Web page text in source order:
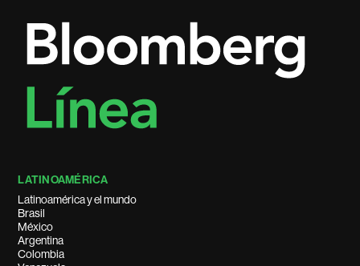
LATINOAMÉRICA
Latinoamérica y el mundo
Brasil
México
Argentina
Colombia